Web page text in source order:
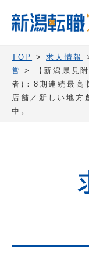
TOP >求人情報
営 >
【新潟県見
者)：8期連続最高
店舗／新しい地方
中。